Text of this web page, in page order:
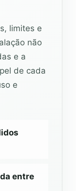
limites e
não
e a
de cada
e
entre